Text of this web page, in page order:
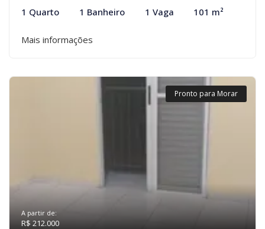
1 Quarto 1 Banheiro 1 Vaga 101 m²
Mais informações
Pronto para Morar
A partir de:
R$ 212.000